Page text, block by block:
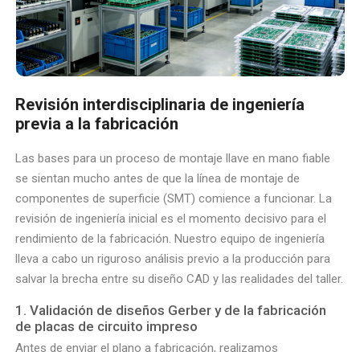
Revisión interdisciplinaria de ingeniería
previa a la fabricación
Las bases para un proceso de montaje llave en mano fiable
se sientan mucho antes de que la línea de montaje de
componentes de superficie (SMT) comience a funcionar. La
revisión de ingeniería inicial es el momento decisivo para el
rendimiento de la fabricación. Nuestro equipo de ingeniería
lleva a cabo un riguroso análisis previo a la producción para
salvar la brecha entre su diseño CAD y las realidades del taller.
1. Validación de diseños Gerber y de la fabricación
de placas de circuito impreso
Antes de enviar el plano a fabricación, realizamos